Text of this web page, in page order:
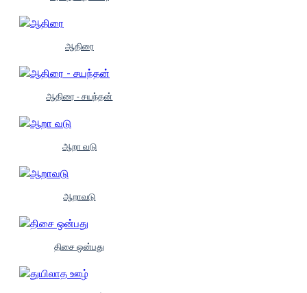
ஆதிரை
ஆதிரை - சயந்தன்
ஆறா வடு
ஆறாவடு
திசை ஒன்பது